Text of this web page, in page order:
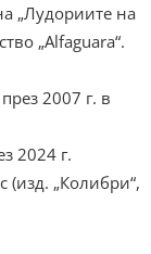
„Лудориите на
„Alfaguara“.
2007 г. в
2024 г.
(изд. „Колибри“,